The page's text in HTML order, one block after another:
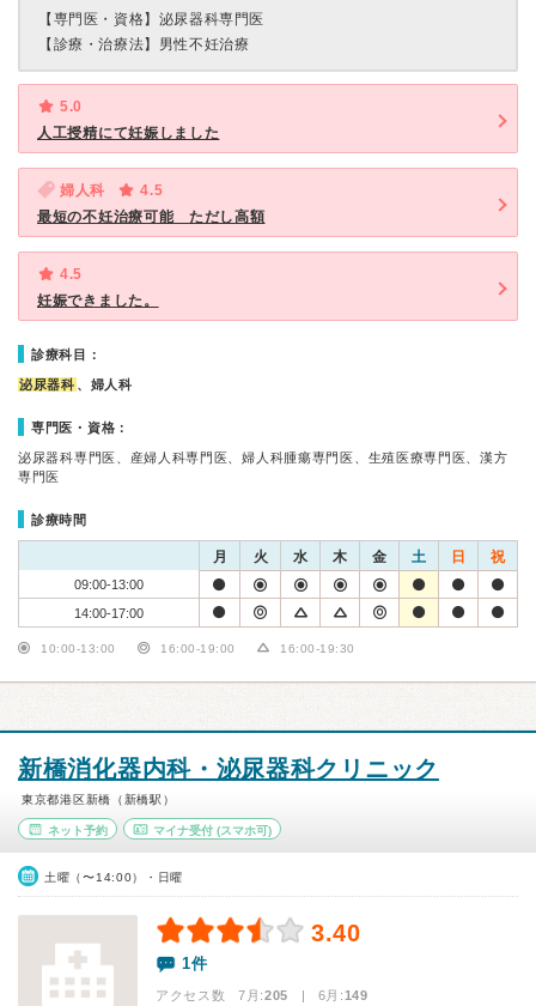
【専門医・資格】 泌尿器科専門医
【診療・治療法】 男性不妊治療
5.0
人工授精にて妊娠しました
婦人科
4.5
最短の不妊治療可能 ただし高額
4.5
妊娠できました。
診療科目：
泌尿器科 、婦人科
専門医・資格：
泌尿器科専門医、産婦人科専門医、婦人科腫瘍専門医、生殖医療専門医、漢方
専門医
診療時間
月 火 水 木 金 土 日 祝
09:00-13:00
14:00-17:00
10:00-13:00 16:00-19:00 16:00-19:30
新橋消化器内科・泌尿器科クリニック
東京都港区新橋（新橋駅）
ネット予約 マイナ受付(スマホ可)
土曜（〜14:00）・日曜
3.40
1件
アクセス数 7月:205 | 6月:149